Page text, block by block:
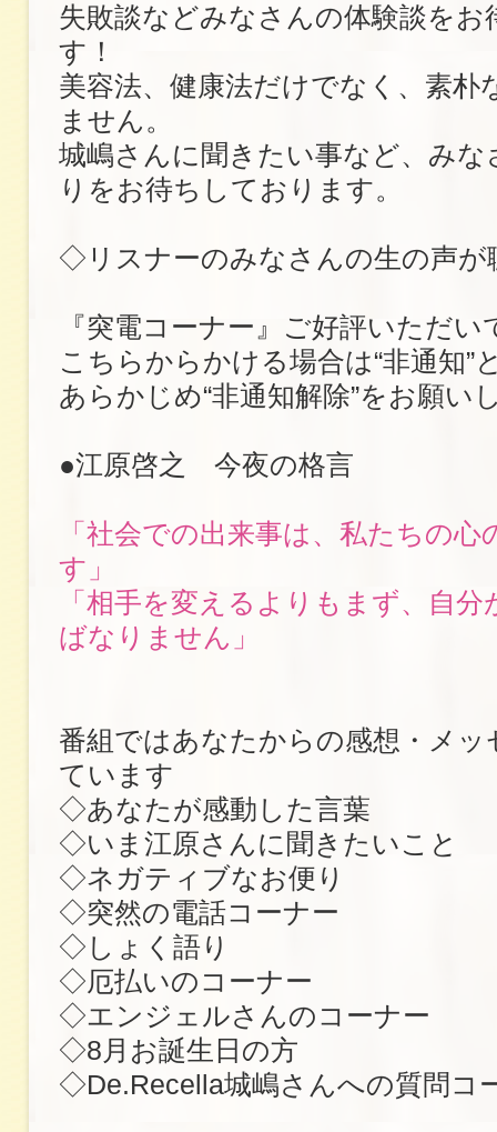
失敗談などみなさんの体験談をお
す！
美容法、健康法だけでなく、素朴
ません。
城嶋さんに聞きたい事など、みな
りをお待ちしております。
◇リスナーのみなさんの生の声が
『突電コーナー』ご好評いただ
こちらからかける場合は“非通知”
あらかじめ“非通知解除”をお願い
●江原啓之 今夜の格言
「社会での出来事は、私たちの心
す」
「相手を変えるよりもまず、自
ばなりません」
番組ではあなたからの感想・メッ
ています
◇あなたが感動した言葉
◇いま江原さんに聞きたいこと
◇ネガティブなお便り
◇突然の電話コーナー
◇しょく語り
◇厄払いのコーナー
◇エンジェルさんのコーナー
◇8月お誕生日の方
◇De.Recella城嶋さんへの質問コ